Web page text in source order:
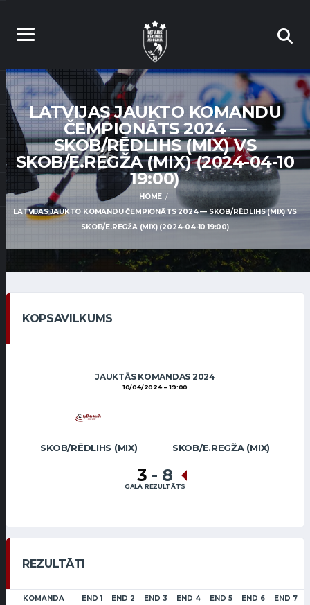
LATVIJAS JAUKTO KOMANDU
ČEMPIONĀTS 2024 —
SKOB/RĒDLIHS (MIX) VS
SKOB/E.REGŽA (MIX) (2024-04-10
19:00)
HOME
LATVIJAS JAUKTO KOMANDU ČEMPIONĀTS 2024 — SKOB/RĒDLIHS (MIX) VS
SKOB/E.REGŽA (MIX) (2024-04-10 19:00)
KOPSAVILKUMS
JAUKTĀS KOMANDAS 2024
10/04/2024 19:00
SKOB/RĒDLIHS (MIX) SKOB/E.REGŽA (MIX)
3 - 8
GALA REZULTĀTS
REZULTĀTI
KOMANDA END 1 END 2 END 3 END 4 END 5 END 6 END 7